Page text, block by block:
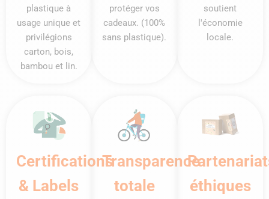
plastique à
usage unique et
privilégions
carton, bois,
bambou et lin.
protéger vos
cadeaux. (100%
sans plastique).
soutient
l'économie
locale.
Certifications
& Labels
Transparence
totale
éthiques